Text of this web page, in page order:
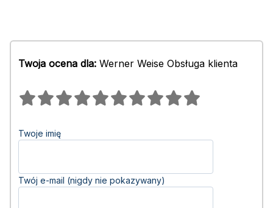
Twoja ocena dla: Werner Weise Obsługa klienta
Twoje imię
Twój e-mail (nigdy nie pokazywany)